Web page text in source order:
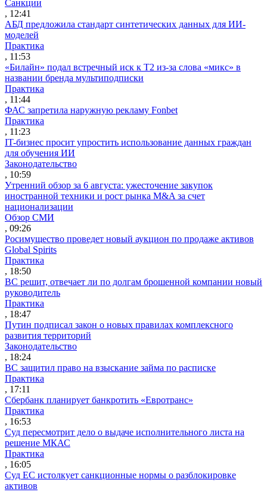
Санкции
, 12:41
АБД предложила стандарт синтетических данных для ИИ-
моделей
Практика
, 11:53
«Билайн» подал встречный иск к Т2 из-за слова «микс» в
названии бренда мультиподписки
Практика
, 11:44
ФАС запретила наружную рекламу Fonbet
Практика
, 11:23
IT-бизнес просит упростить использование данных граждан
для обучения ИИ
Законодательство
, 10:59
Утренний обзор за 6 августа: ужесточение закупок
иностранной техники и рост рынка M&A за счет
национализации
Обзор СМИ
, 09:26
Росимущество проведет новый аукцион по продаже активов
Global Spirits
Практика
, 18:50
ВС решит, отвечает ли по долгам брошенной компании новый
руководитель
Практика
, 18:47
Путин подписал закон о новых правилах комплексного
развития территорий
Законодательство
, 18:24
ВС защитил право на взыскание займа по расписке
Практика
, 17:11
Сбербанк планирует банкротить «Евротранс»
Практика
, 16:53
Суд пересмотрит дело о выдаче исполнительного листа на
решение МКАС
Практика
, 16:05
Суд ЕС истолкует санкционные нормы о разблокировке
активов